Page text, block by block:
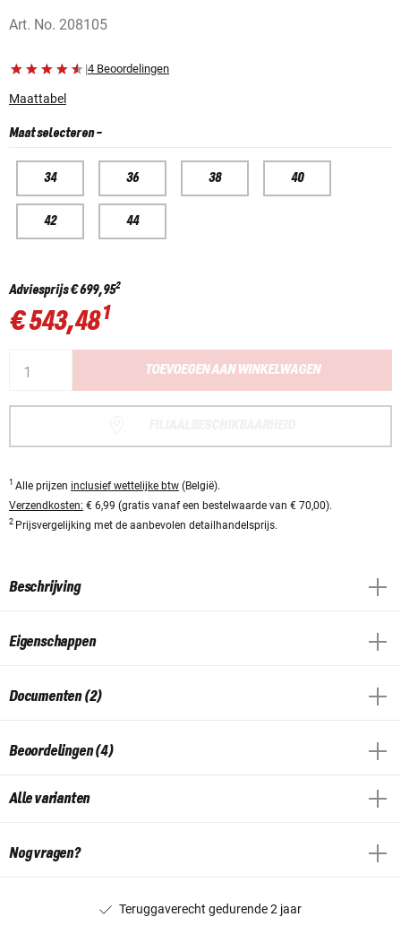
Art. No. 208105
|4 Beoordelingen
Maattabel
Maat selecteren-
34 36 38 40
42 44
Adviesprijs€ 699,952
€ 543,481
TOEVOEGEN AAN WINKELWAGEN
1 Alle prijzen inclusief wettelijke btw (België).
Verzendkosten: € 6,99 (gratis vanaf een bestelwaarde van € 70,00).
2 Prijsvergelijking met de aanbevolen detailhandelsprijs.
Beschrijving
Eigenschappen
Documenten (2)
Beoordelingen (4)
Alle varianten
Nog vragen?
Teruggaverecht gedurende 2 jaar